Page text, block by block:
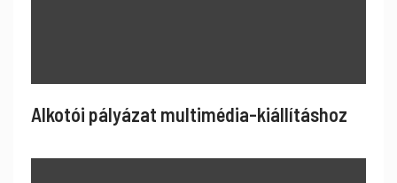
Alkotói pályázat multimédia-kiállításhoz